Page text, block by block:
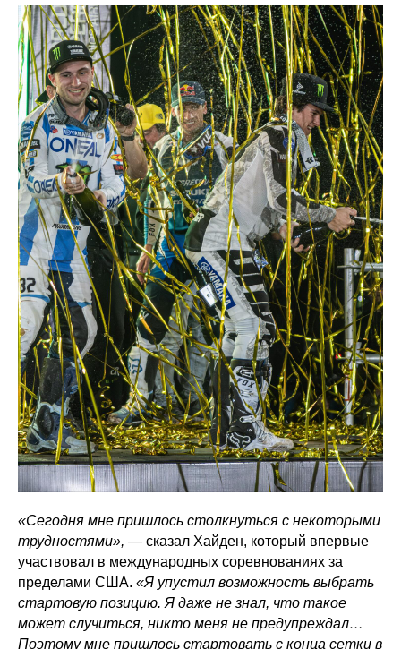
«Сегодня мне пришлось столкнуться с некоторыми
трудностями», — сказал Хайден, который впервые
участвовал в международных соревнованиях за
пределами США. «Я упустил возможность выбрать
стартовую позицию. Я даже не знал, что такое
может случиться, никто меня не предупреждал…
Поэтому мне пришлось стартовать с конца сетки в